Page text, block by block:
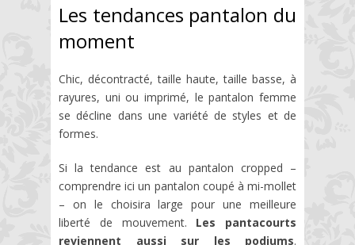
Les tendances pantalon du
moment
Chic, décontracté, taille haute, taille basse, à
rayures, uni ou imprimé, le pantalon femme
se décline dans une variété de styles et de
formes.
Si la tendance est au pantalon cropped –
comprendre ici un pantalon coupé à mi-mollet
– on le choisira large pour une meilleure
liberté de mouvement. Les pantacourts
reviennent aussi sur les podiums.